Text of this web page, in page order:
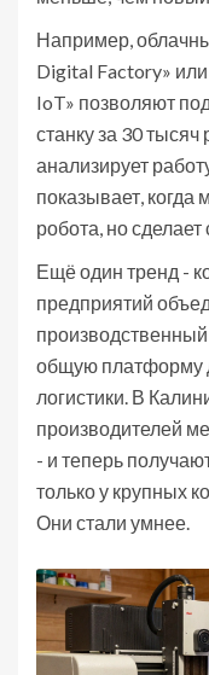
Например,
Digital Factory»
IoT» позволяют
станку за 30
анализирует
показывает, когда
робота, но
Ещё один тренд -
предприятий
общую платформу
логистики. В
производителей
- и теперь
только у крупных
Они стали умнее.